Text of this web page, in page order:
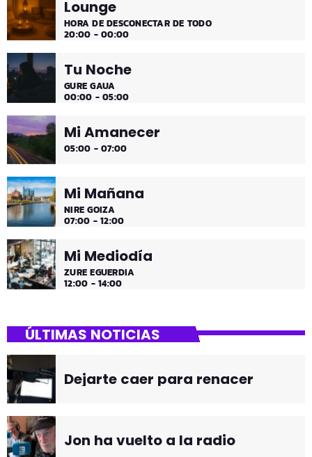
¡Toda la música!
Lounge
HORA DE DESCONECTAR DE TODO
20:00 - 00:00
Tu Noche
GURE GAUA
00:00 - 05:00
Mi Amanecer
05:00 - 07:00
Mi Mañana
NIRE GOIZA
07:00 - 12:00
Mi Mediodía
ZURE EGUERDIA
12:00 - 14:00
ÚLTIMAS NOTICIAS
Dejarte caer para renacer
Jon ha vuelto a la radio